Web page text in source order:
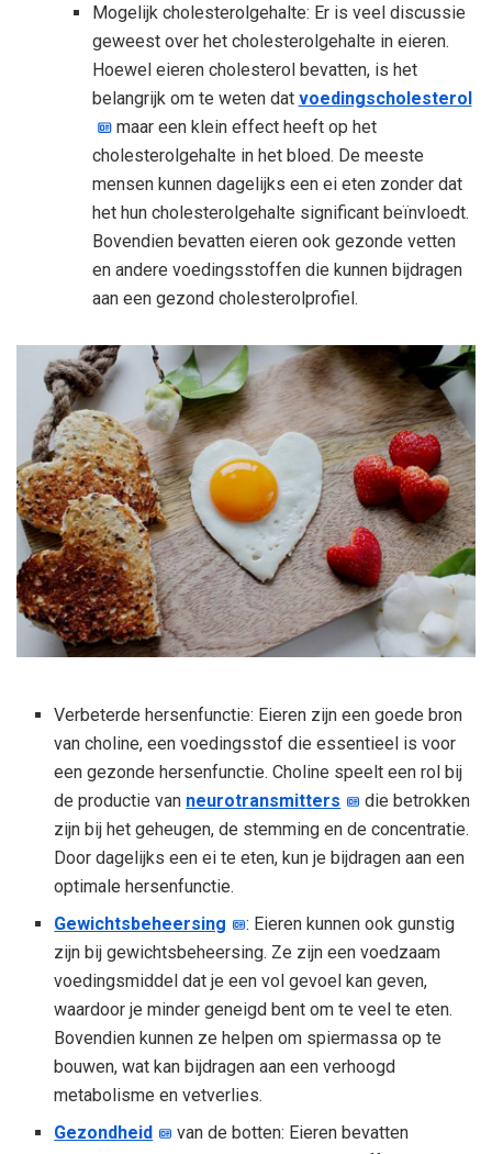
Mogelijk cholesterolgehalte: Er is veel discussie
geweest over het cholesterolgehalte in eieren.
Hoewel eieren cholesterol bevatten, is het
belangrijk om te weten dat voedingscholesterol
maar een klein effect heeft op het
cholesterolgehalte in het bloed. De meeste
mensen kunnen dagelijks een ei eten zonder dat
het hun cholesterolgehalte significant beïnvloedt.
Bovendien bevatten eieren ook gezonde vetten
en andere voedingsstoffen die kunnen bijdragen
aan een gezond cholesterolprofiel.
Verbeterde hersenfunctie: Eieren zijn een goede bron
van choline, een voedingsstof die essentieel is voor
een gezonde hersenfunctie. Choline speelt een rol bij
de productie van neurotransmitters
die betrokken
zijn bij het geheugen, de stemming en de concentratie.
Door dagelijks een ei te eten, kun je bijdragen aan een
optimale hersenfunctie.
Gewichtsbeheersing
: Eieren kunnen ook gunstig
zijn bij gewichtsbeheersing. Ze zijn een voedzaam
voedingsmiddel dat je een vol gevoel kan geven,
waardoor je minder geneigd bent om te veel te eten.
Bovendien kunnen ze helpen om spiermassa op te
bouwen, wat kan bijdragen aan een verhoogd
metabolisme en vetverlies.
Gezondheid
van de botten: Eieren bevatten